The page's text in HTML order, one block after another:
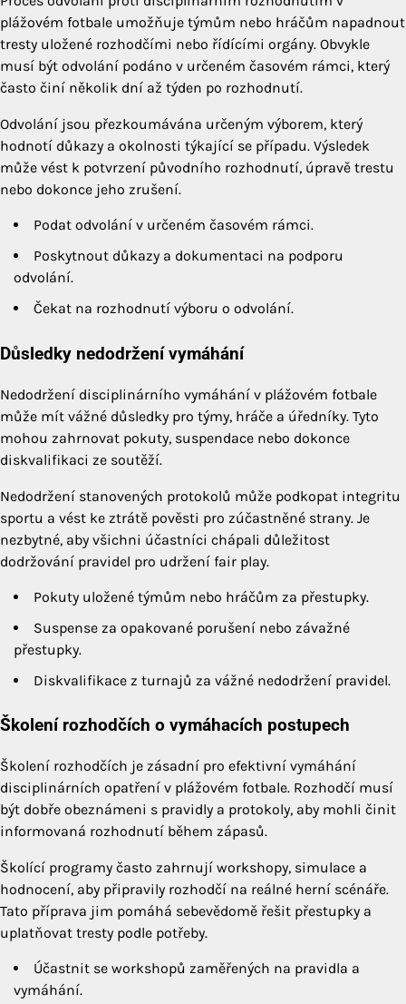
plážovém fotbale umožňuje týmům nebo hráčům napadnout
tresty uložené rozhodčími nebo řídícími orgány. Obvykle
musí být odvolání podáno v určeném časovém rámci, který
často činí několik dní až týden po rozhodnutí.
Odvolání jsou přezkoumávána určeným výborem, který
hodnotí důkazy a okolnosti týkající se případu. Výsledek
může vést k potvrzení původního rozhodnutí, úpravě trestu
nebo dokonce jeho zrušení.
Podat odvolání v určeném časovém rámci.
Poskytnout důkazy a dokumentaci na podporu
odvolání.
Čekat na rozhodnutí výboru o odvolání.
Důsledky nedodržení vymáhání
Nedodržení disciplinárního vymáhání v plážovém fotbale
může mít vážné důsledky pro týmy, hráče a úředníky. Tyto
mohou zahrnovat pokuty, suspendace nebo dokonce
diskvalifikaci ze soutěží.
Nedodržení stanovených protokolů může podkopat integritu
sportu a vést ke ztrátě pověsti pro zúčastněné strany. Je
nezbytné, aby všichni účastníci chápali důležitost
dodržování pravidel pro udržení fair play.
Pokuty uložené týmům nebo hráčům za přestupky.
Suspense za opakované porušení nebo závažné
přestupky.
Diskvalifikace z turnajů za vážné nedodržení pravidel.
Školení rozhodčích o vymáhacích postupech
Školení rozhodčích je zásadní pro efektivní vymáhání
disciplinárních opatření v plážovém fotbale. Rozhodčí musí
být dobře obeznámeni s pravidly a protokoly, aby mohli činit
informovaná rozhodnutí během zápasů.
Školící programy často zahrnují workshopy, simulace a
hodnocení, aby připravily rozhodčí na reálné herní scénáře.
Tato příprava jim pomáhá sebevědomě řešit přestupky a
uplatňovat tresty podle potřeby.
Účastnit se workshopů zaměřených na pravidla a
vymáhání.